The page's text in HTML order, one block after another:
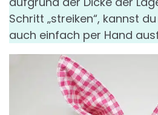
Schritt „streiken“, kannst
auch einfach per Hand